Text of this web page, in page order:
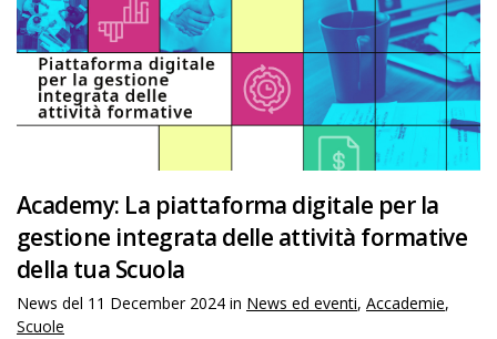
Academy: La piattaforma digitale per la
gestione integrata delle attività formative
della tua Scuola
News del 11 December 2024 in News ed eventi, Accademie,
Scuole